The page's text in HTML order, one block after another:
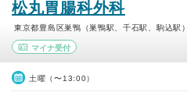
松丸胃腸科外科
東京都豊島区巣鴨（巣鴨駅、千石駅、駒込駅）
マイナ受付
土曜（〜13:00）